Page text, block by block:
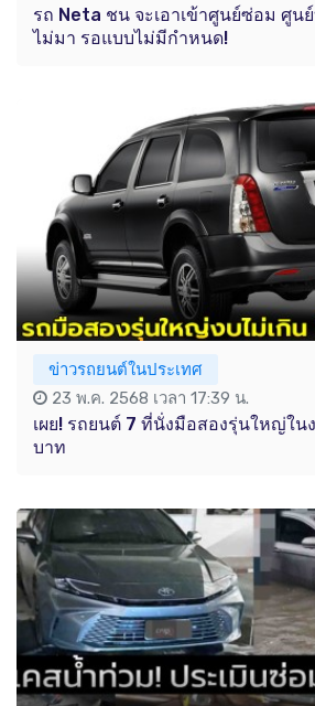
รถ Neta ชน จะเอาเข้าศูนย์ซ่อม ศูน
ไม่มา รอแบบไม่มีกำหนด!
ข่าวรถยนต์ในประเทศ
23 พ.ค. 2568 เวลา 17:39 น.
เผย! รถยนต์ 7 ที่นั่งมือสองรุ่นใหญ่ใน
บาท